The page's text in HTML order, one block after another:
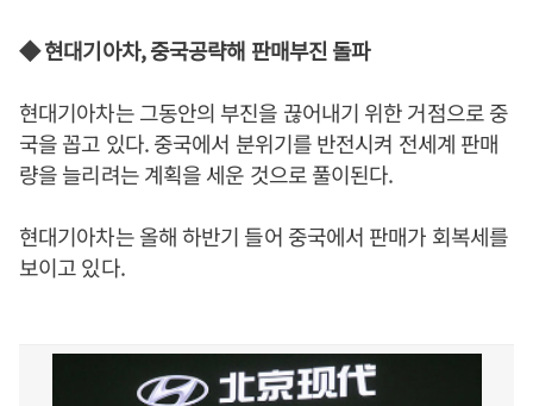
◆ 현대기아차, 중국공략해 판매부진 돌파
현대기아차는 그동안의 부진을 끊어내기 위한 거점으로 중
국을 꼽고 있다. 중국에서 분위기를 반전시켜 전세계 판매
량을 늘리려는 계획을 세운 것으로 풀이된다.
현대기아차는 올해 하반기 들어 중국에서 판매가 회복세를
보이고 있다.